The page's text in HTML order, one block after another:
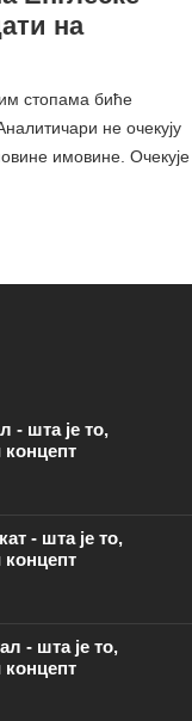
на
стопама биће
не очекују
имовине. Очекује
- шта је то,
- шта је то,
- шта је то,